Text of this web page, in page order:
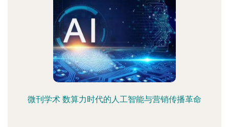
微刊学术 数算力时代的人工智能与营销传播革命